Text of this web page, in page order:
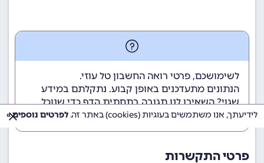
לשימושכם, פרטי רואה החשבון טל עוזי.
הנתונים מתעדכנים באופן קבוע. נתקלתם במידע
שגוי? השאירו לנו תגובה בתחתית הדף כדי שנוכל
לטפל בבעיה בהקדם.
פרטי התקשרות
לידיעתך, אנו משתמשים בעוגיות (cookies) באתר זה. לפרטים נוספים »